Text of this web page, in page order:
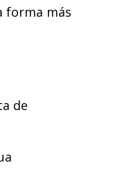
forma más
de